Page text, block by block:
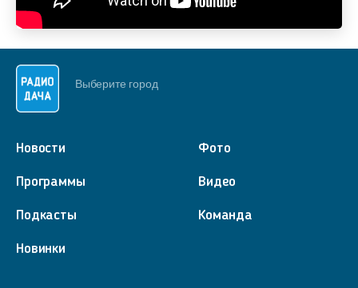
Выберите город
Новости
Программы
Подкасты
Новинки
Фото
Видео
Команда